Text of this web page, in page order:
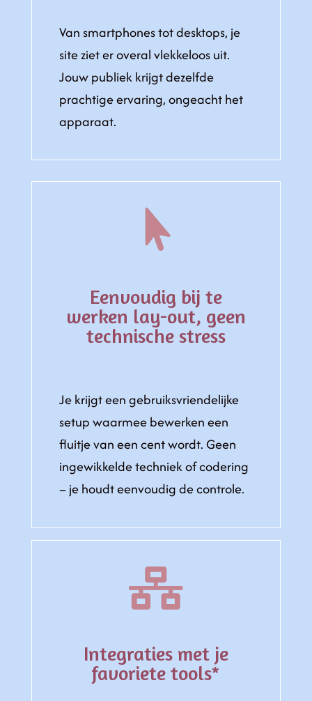
Van smartphones tot desktops, je
site ziet er overal vlekkeloos uit.
Jouw publiek krijgt dezelfde
prachtige ervaring, ongeacht het
apparaat.

Eenvoudig bij te
werken lay-out, geen
technische stress
Je krijgt een gebruiksvriendelijke
setup waarmee bewerken een
fluitje van een cent wordt. Geen
ingewikkelde techniek of codering
– je houdt eenvoudig de controle.

Integraties met je
favoriete tools*